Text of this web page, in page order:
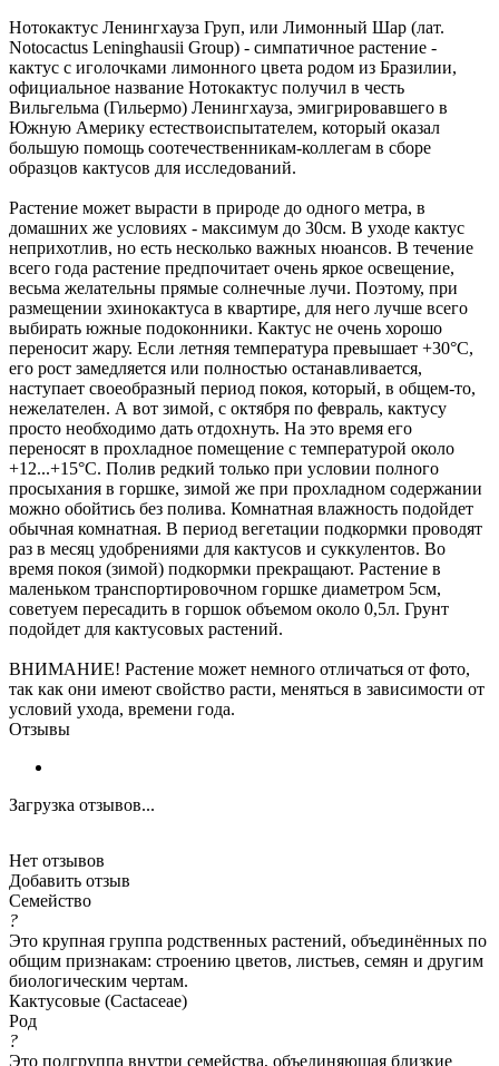
Нотокактус Ленингхауза Груп, или Лимонный Шар (лат.
Notocactus Leninghausii Group) - симпатичное растение -
кактус с иголочками лимонного цвета родом из Бразилии,
официальное название Нотокактус получил в честь
Вильгельма (Гильермо) Ленингхауза, эмигрировавшего в
Южную Америку естествоиспытателем, который оказал
большую помощь соотечественникам-коллегам в сборе
образцов кактусов для исследований.
Растение может вырасти в природе до одного метра, в
домашних же условиях - максимум до 30см. В уходе кактус
неприхотлив, но есть несколько важных нюансов. В течение
всего года растение предпочитает очень яркое освещение,
весьма желательны прямые солнечные лучи. Поэтому, при
размещении эхинокактуса в квартире, для него лучше всего
выбирать южные подоконники. Кактус не очень хорошо
переносит жару. Если летняя температура превышает +30°C,
его рост замедляется или полностью останавливается,
наступает своеобразный период покоя, который, в общем-то,
нежелателен. А вот зимой, с октября по февраль, кактусу
просто необходимо дать отдохнуть. На это время его
переносят в прохладное помещение с температурой около
+12...+15°C. Полив редкий только при условии полного
просыхания в горшке, зимой же при прохладном содержании
можно обойтись без полива. Комнатная влажность подойдет
обычная комнатная. В период вегетации подкормки проводят
раз в месяц удобрениями для кактусов и суккулентов. Во
время покоя (зимой) подкормки прекращают. Растение в
маленьком транспортировочном горшке диаметром 5см,
советуем пересадить в горшок объемом около 0,5л. Грунт
подойдет для кактусовых растений.
ВНИМАНИЕ! Растение может немного отличаться от фото,
так как они имеют свойство расти, меняться в зависимости от
условий ухода, времени года.
Отзывы
Загрузка отзывов...
Нет отзывов
Добавить отзыв
Семейство
?
Это крупная группа родственных растений, объединённых по
общим признакам: строению цветов, листьев, семян и другим
биологическим чертам.
Кактусовые (Cactaceae)
Род
?
Это подгруппа внутри семейства, объединяющая близкие